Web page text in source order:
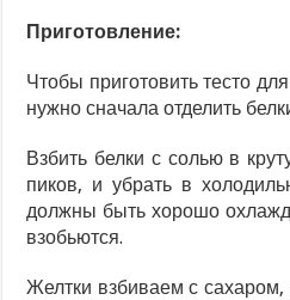
Приготовление:
Чтобы приготовить тесто
нужно сначала отделить
Взбить белки с солью в
пиков, и убрать в
должны быть хорошо
взобьются.
Желтки взбиваем с сахаром,